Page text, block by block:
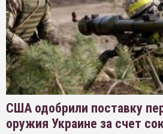
США одобрили поставку
оружия Украине за счет